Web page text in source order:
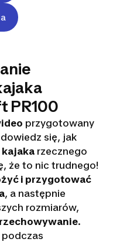
PR100
przygotowany
się, jak
rzecznego
że to nic trudnego!
i przygotować
, a następnie
rozmiarów,
.
podczas